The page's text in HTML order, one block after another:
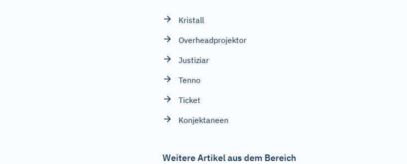
Kristall
Overheadprojektor
Justiziar
Tenno
Ticket
Konjektaneen
Weitere Artikel aus dem Bereich